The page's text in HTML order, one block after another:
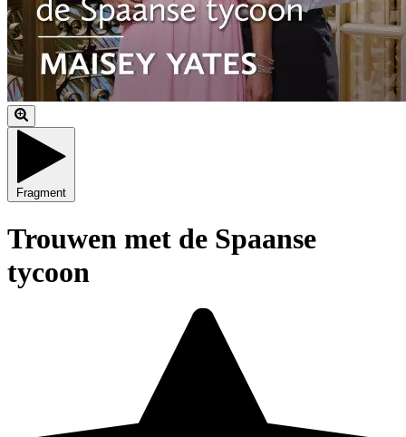
Fragment
Trouwen met de Spaanse
tycoon